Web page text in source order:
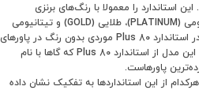
آن است. این استاندارد را معمولا با رنگ‌های برنزی
(BRONZE)، نقره‌ای (SILVER)، پلاتینیومی (PLATINUM)، طلایی (GOLD) و تیتانیومی
(TITANUM) نشان‌ می‌دهند. همچنین در استاندارد 80 Plus موردی بدون رنگ در پاورهای
پایین‌رده وجود دارد که هیچ رنگی ندارد این مدل از استاندارد 80 Plus که گاها با نام
از این استانداردها به تفکیک نشان داده